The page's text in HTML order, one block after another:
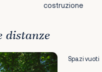
costruzione
distanze
Spazi vuoti